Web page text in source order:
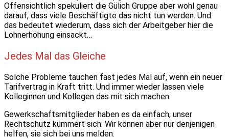
Offensichtlich spekuliert die Gülich Gruppe aber wohl genau
darauf, dass viele Beschäftigte das nicht tun werden. Und
das bedeutet wiederum, dass sich der Arbeitgeber hier die
Lohnerhöhung einsackt…
Jedes Mal das Gleiche
Solche Probleme tauchen fast jedes Mal auf, wenn ein neuer
Tarifvertrag in Kraft tritt. Und immer wieder lassen viele
Kolleginnen und Kollegen das mit sich machen.
Gewerkschaftsmitglieder haben es da einfach, unser
Rechtschutz kümmert sich. Wir können aber nur denjenigen
helfen, sie sich bei uns melden.